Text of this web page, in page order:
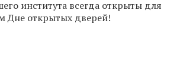
института всегда открыты для
Дне открытых дверей!